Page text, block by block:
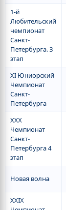
1-й
Любительский
чемпионат
Санкт-
Петербурга. 3
этап
XI Юниорский
Чемпионат
Санкт-
Петербурга
XXX
Чемпионат
Санкт-
Петербурга 4
этап
Новая волна
XXIX